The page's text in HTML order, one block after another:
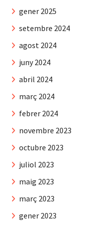
gener 2025
setembre 2024
agost 2024
juny 2024
abril 2024
març 2024
febrer 2024
novembre 2023
octubre 2023
juliol 2023
maig 2023
març 2023
gener 2023